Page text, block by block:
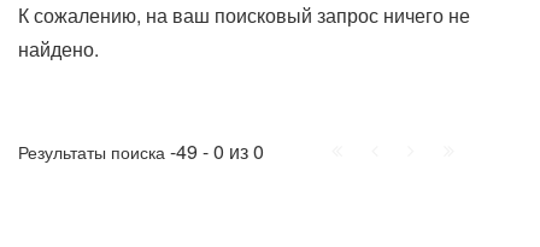
К сожалению, на ваш поисковый запрос ничего не
найдено.
Результаты поиска -49 - 0 из 0